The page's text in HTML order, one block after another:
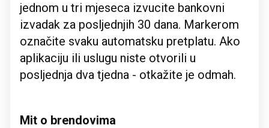
jednom u tri mjeseca izvucite bankovni
izvadak za posljednjih 30 dana. Markerom
označite svaku automatsku pretplatu. Ako
aplikaciju ili uslugu niste otvorili u
posljednja dva tjedna - otkažite je odmah.
Mit o brendovima